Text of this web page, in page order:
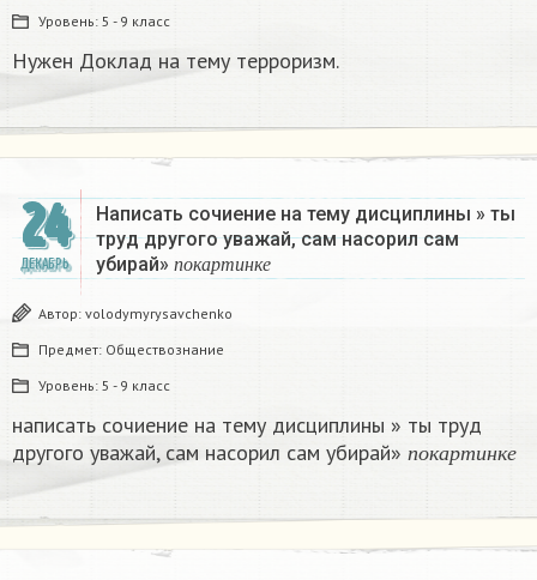
Уровень: 5 - 9 класс
Нужен Доклад на тему терроризм.
24
ДЕКАБРЬ
Написать сочиение на тему дисциплины » ты
труд другого уважай, сам насорил сам
убирай»
по ка р т и н ке
п ок а р т инке
Автор: volodymyrysavchenko
Предмет: Обществознание
Уровень: 5 - 9 класс
написать сочиение на тему дисциплины » ты труд
другого уважай, сам насорил сам убирай»
п о ка р т и н ке
по арти